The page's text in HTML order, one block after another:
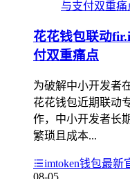
花花钱包联动
付双重痛点
为破解中小开发者
花花钱包近期联动
作，中小开发者长
繁琐且成本...
imtoken钱包最新
08-05